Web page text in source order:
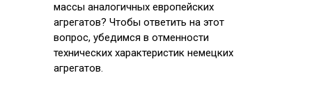
массы аналогичных европейских
агрегатов? Чтобы ответить на этот
вопрос, убедимся в отменности
технических характеристик немецких
агрегатов.